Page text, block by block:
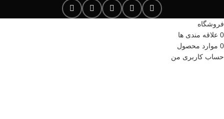
فروشگاه
0 علاقه مندی ها
0 موارد محصول
حساب کاربری من